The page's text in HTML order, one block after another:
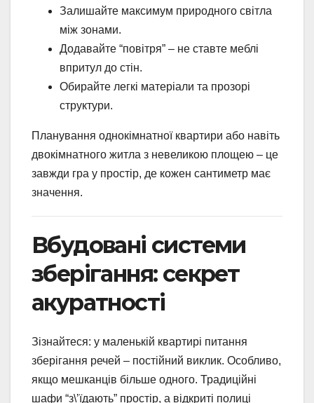
Залишайте максимум природного світла
між зонами.
Додавайте “повітря” – не ставте меблі
впритул до стін.
Обирайте легкі матеріали та прозорі
структури.
Планування однокімнатної квартири або навіть
двокімнатного житла з невеликою площею – це
завжди гра у простір, де кожен сантиметр має
значення.
Вбудовані системи
зберігання: секрет
акуратності
Зізнайтеся: у маленькій квартирі питання
зберігання речей – постійний виклик. Особливо,
якщо мешканців більше одного. Традиційні
шафи “з\’їдають” простір, а відкриті полиці